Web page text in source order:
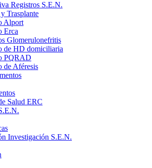
Registros S.E.N.
Trasplante
Alport
Erca
Glomerulonefritis
de HD domiciliaria
PQRAD
de Aféresis
Salud ERC
Investigación S.E.N.